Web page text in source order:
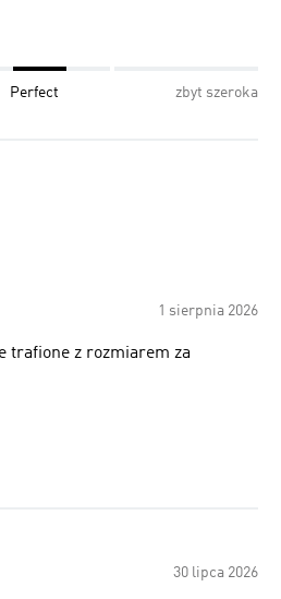
Perfect zbyt szeroka
1 sierpnia 2026
trafione z rozmiarem za
30 lipca 2026